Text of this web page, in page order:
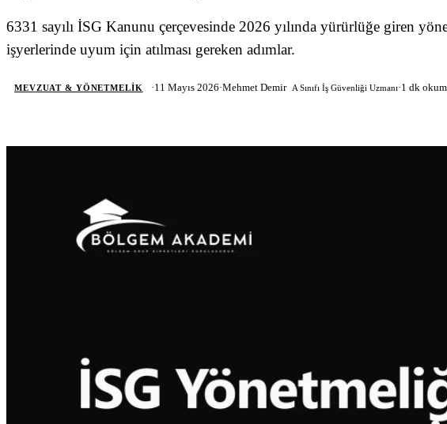
Tüm Yazılar
Mevzuat & Yönetmelik
Eğitim İpuçları
6331 sayılı İSG Kanunu çerçevesinde 2026 yılında yürürlüğe giren
işyerlerinde uyum için atılması gereken adımlar.
MEVZUAT & YÖNETMELIK ·11 Mayıs 2026·Mehmet Demir A Sınıfı İş Güvenliği Uzmanı·1 dk